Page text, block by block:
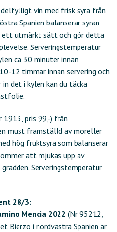
vin med frisk syra från
Spanien balanserar syran
ett utmärkt sätt och gör detta
Serveringstemperatur
ca 30 minuter innan
12 timmar innan servering och
det i kylen kan du täcka
1913, pris 99,-) från
must framställd av moreller
hög fruktsyra som balanserar
att mjukas upp av
Serveringstemperatur
28/3:
Mencia 2022 (Nr 95212,
Bierzo i nordvästra Spanien är